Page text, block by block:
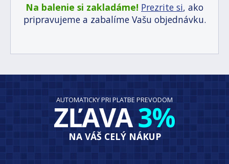
Na balenie si zakladáme! Prezrite si, ako
pripravujeme a zabalíme Vašu objednávku.
AUTOMATICKY PRI PLATBE PREVODOM
ZĽAVA3%
NA VÁŠ CELÝ NÁKUP